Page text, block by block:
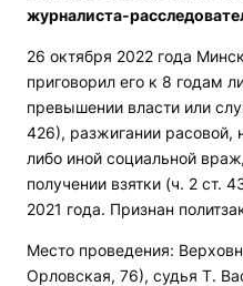
журналиста-
26 октября 2022 года
приговорил его к 8 годам
превышении власти или
426), разжигании расовой,
либо иной социальной
получении взятки (ч. 2 ст.
2021 года. Признан
Место проведения:
Орловская, 76), судья Т.